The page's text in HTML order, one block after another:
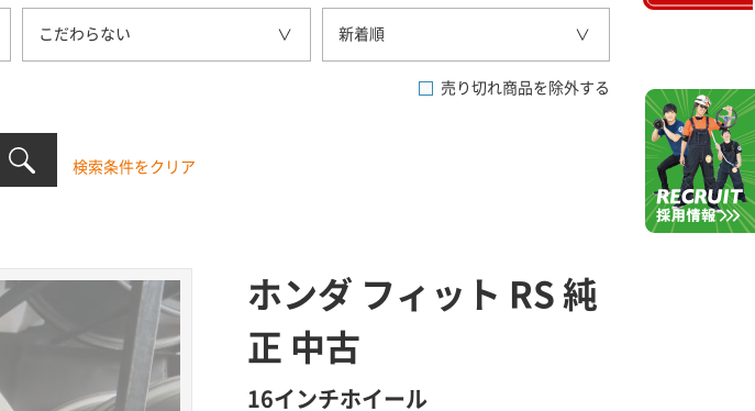
こだわらない 新着順
売り切れ商品を除外する
検索条件をクリア
ホンダ フィット RS 純
正 中古
16インチホイール